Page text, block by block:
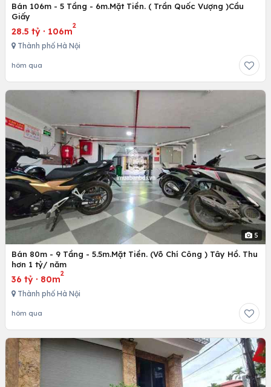
Bán 106m - 5 Tầng - 6m.Mặt Tiền. ( Trần Quốc Vượng )Cầu
Giấy
28.5 tỷ · 106m
2
Thành phố Hà Nội
hôm qua
5
Bán 80m - 9 Tầng - 5.5m.Mặt Tiền. (Võ Chí Công ) Tây Hồ. Thu
hơn 1 tỷ/ năm
36 tỷ · 80m
2
Thành phố Hà Nội
hôm qua